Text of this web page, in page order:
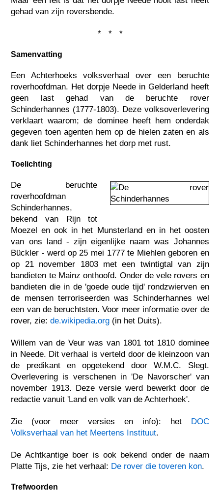
gehad van zijn roversbende.
* * *
Samenvatting
Een Achterhoeks volksverhaal over een beruchte
roverhoofdman. Het dorpje Neede in Gelderland heeft
geen last gehad van de beruchte rover
Schinderhannes (1777-1803). Deze volksoverlevering
verklaart waarom; de dominee heeft hem onderdak
gegeven toen agenten hem op de hielen zaten en als
dank liet Schinderhannes het dorp met rust.
Toelichting
De beruchte
roverhoofdman
Schinderhannes,
bekend van Rijn tot
Moezel en ook in het Munsterland en in het oosten
van ons land - zijn eigenlijke naam was Johannes
Bückler - werd op 25 mei 1777 te Miehlen geboren en
op 21 november 1803 met een twintigtal van zijn
bandieten te Mainz onthoofd. Onder de vele rovers en
bandieten die in de 'goede oude tijd' rondzwierven en
de mensen terroriseerden was Schinderhannes wel
een van de beruchtsten. Voor meer informatie over de
rover, zie:de.wikipedia.org (in het Duits).
Willem van de Veur was van 1801 tot 1810 dominee
in Neede. Dit verhaal is verteld door de kleinzoon van
de predikant en opgetekend door W.M.C. Slegt.
Overlevering is verschenen in 'De Navorscher' van
november 1913. Deze versie werd bewerkt door de
redactie vanuit 'Land en volk van de Achterhoek'.
Zie (voor meer versies en info): het DOC
Volksverhaal van het Meertens Instituut.
De Achtkantige boer is ook bekend onder de naam
Platte Tijs, zie het verhaal: De rover die toveren kon.
Trefwoorden